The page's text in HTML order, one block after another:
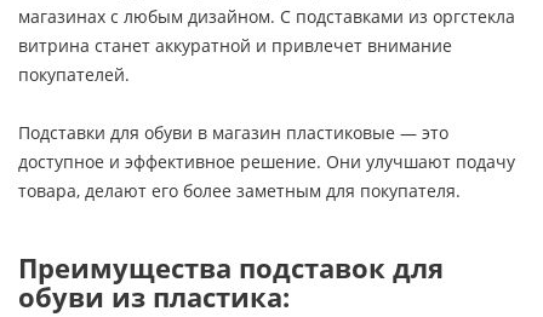
магазинах с любым дизайном. С подставками из оргстекла
витрина станет аккуратной и привлечет внимание
покупателей.
Подставки для обуви в магазин пластиковые — это
доступное и эффективное решение. Они улучшают подачу
товара, делают его более заметным для покупателя.
Преимущества подставок для
обуви из пластика: